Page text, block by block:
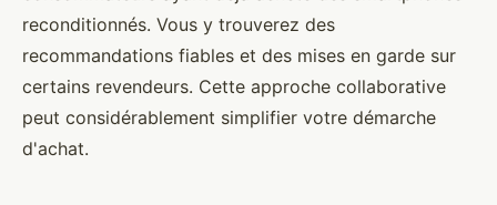
reconditionnés. Vous y trouverez des
recommandations fiables et des mises en garde sur
certains revendeurs. Cette approche collaborative
peut considérablement simplifier votre démarche
d'achat.